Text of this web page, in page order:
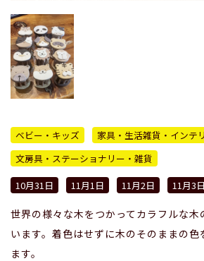
ベビー・キッズ
家具・生活雑貨・インテ
文房具・ステーショナリー・雑貨
10月31日
11月1日 11月2日 11月3日
世界の様々な木をつかってカラフルな木
います。着色はせずに木のそのままの色
ます。